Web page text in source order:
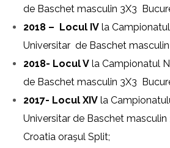
de Baschet masculin 3X3
2018 – Locul IV la
Universitar de Baschet masculin
2018- Locul V la Campionatul
de Baschet masculin 3X3
2017- Locul XIV la
Universitar de Baschet masculin
Croatia oraşul Split;